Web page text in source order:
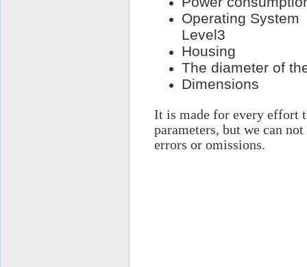
Operating System
Level3
Housing
The diameter of
Dimensions
It is made for every effort
parameters, but we can
errors or omissions.